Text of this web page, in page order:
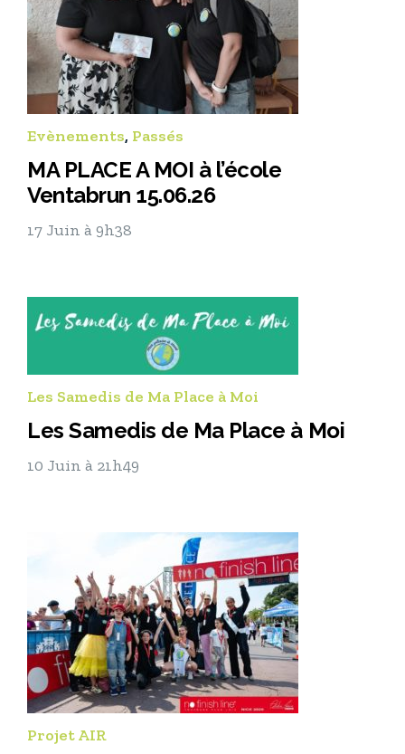
Evènements, Passés
MA PLACE A MOI à l’école
Ventabrun 15.06.26
17 Juin à 9h38
Les Samedis de Ma Place à Moi
Les Samedis de Ma Place à Moi
10 Juin à 21h49
Projet AIR